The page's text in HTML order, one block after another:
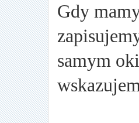
Gdy
samym